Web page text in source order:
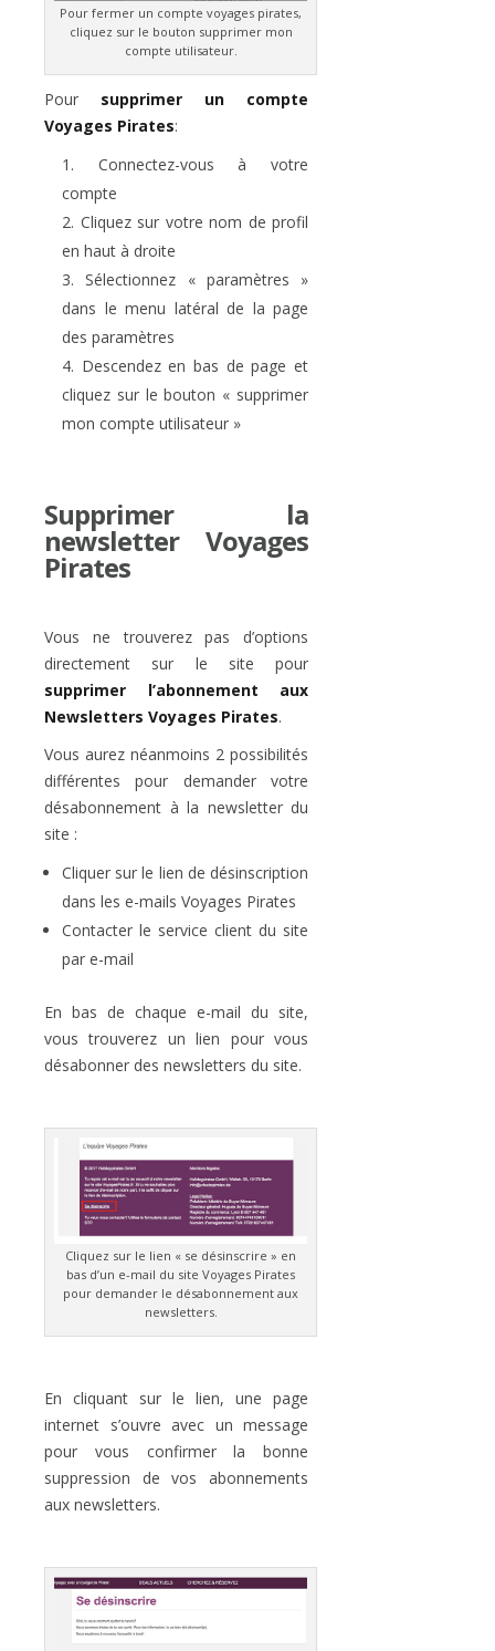
Pour fermer un compte voyages pirates,
cliquez sur le bouton supprimer mon
compte utilisateur.
Pour supprimer un compte
Voyages Pirates:
Connectez-vous à votre
compte
Cliquez sur votre nom de profil
en haut à droite
Sélectionnez « paramètres »
dans le menu latéral de la page
des paramètres
Descendez en bas de page et
cliquez sur le bouton « supprimer
mon compte utilisateur »
Supprimer la
newsletter Voyages
Pirates
Vous ne trouverez pas d’options
directement sur le site pour
supprimer l’abonnement aux
Newsletters Voyages Pirates.
Vous aurez néanmoins 2 possibilités
différentes pour demander votre
désabonnement à la newsletter du
site :
Cliquer sur le lien de désinscription
dans les e-mails Voyages Pirates
Contacter le service client du site
par e-mail
En bas de chaque e-mail du site,
vous trouverez un lien pour vous
désabonner des newsletters du site.
Cliquez sur le lien « se désinscrire » en
bas d’un e-mail du site Voyages Pirates
pour demander le désabonnement aux
newsletters.
En cliquant sur le lien, une page
internet s’ouvre avec un message
pour vous confirmer la bonne
suppression de vos abonnements
aux newsletters.